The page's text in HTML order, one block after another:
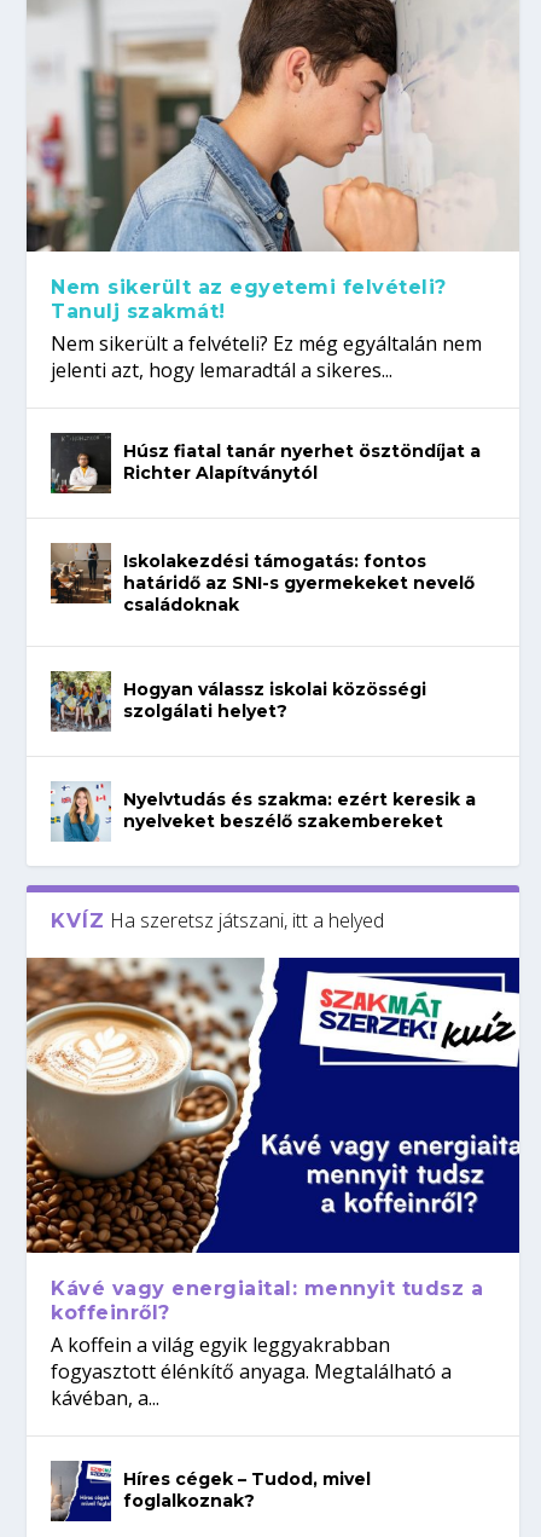
Nem sikerült az egyetemi felvételi?
Tanulj szakmát!
Nem sikerült a felvételi? Ez még egyáltalán nem
jelenti azt, hogy lemaradtál a sikeres...
Húsz fiatal tanár nyerhet ösztöndíjat a
Richter Alapítványtól
Iskolakezdési támogatás: fontos
határidő az SNI-s gyermekeket nevelő
családoknak
Hogyan válassz iskolai közösségi
szolgálati helyet?
Nyelvtudás és szakma: ezért keresik a
nyelveket beszélő szakembereket
KVÍZ Ha szeretsz játszani, itt a helyed
Kávé vagy energiaital: mennyit tudsz a
koffeinről?
A koffein a világ egyik leggyakrabban
fogyasztott élénkítő anyaga. Megtalálható a
kávéban, a...
Híres cégek – Tudod, mivel
foglalkoznak?